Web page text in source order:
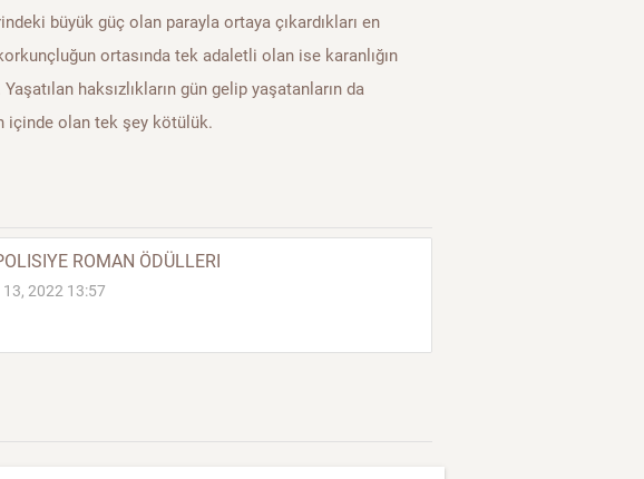
büyük güç olan parayla ortaya çıkardıkları en
ortasında tek adaletli olan ise karanlığın
haksızlıkların gün gelip yaşatanların da
içinde olan tek şey kötülük.
ROMAN ÖDÜLLERI
2022 13:57